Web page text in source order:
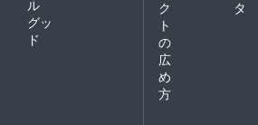
ル
グッ
ド
ク
ト
の
広
め
方
タ